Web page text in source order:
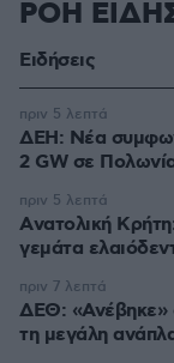
ΡΟΗ
Ειδήσεις
ΔΕΗ: Νέα
2 GW σε
πριν 5 λεπτά
Aνατολική
γεμάτα
πριν 5 λεπτά
ΔΕΘ: «Ανέβηκε»
τη μεγάλη
πριν 7 λεπτά